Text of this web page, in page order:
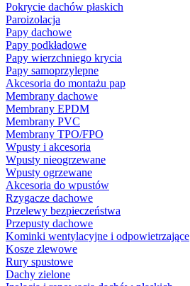
Pokrycie dachów płaskich
Paroizolacja
Papy dachowe
Papy podkładowe
Papy wierzchniego krycia
Papy samoprzylepne
Akcesoria do montażu pap
Membrany dachowe
Membrany EPDM
Membrany PVC
Membrany TPO/FPO
Wpusty i akcesoria
Wpusty nieogrzewane
Wpusty ogrzewane
Akcesoria do wpustów
Rzygacze dachowe
Przelewy bezpieczeństwa
Przepusty dachowe
Kominki wentylacyjne i odpowietrzające
Kosze zlewowe
Rury spustowe
Dachy zielone